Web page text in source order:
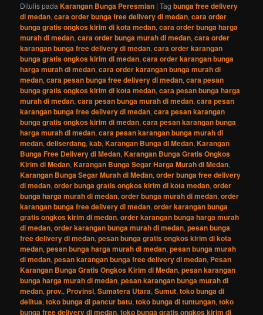
Ditulis pada Karangan Bunga Peresmian |Tag bunga free delivery
di medan,cara order bunga free delivery di medan,cara order
bunga gratis ongkos kirim di kota medan,cara order bunga harga
murah di medan,cara order bunga murah di medan,cara order
karangan bunga free delivery di medan,cara order karangan
bunga gratis ongkos kirim di medan,cara order karangan bunga
harga murah di medan,cara order karangan bunga murah di
medan,cara pesan bunga free delivery di medan,cara pesan
bunga gratis ongkos kirim di kota medan,cara pesan bunga harga
murah di medan,cara pesan bunga murah di medan,cara pesan
karangan bunga free delivery di medan,cara pesan karangan
bunga gratis ongkos kirim di medan,cara pesan karangan bunga
harga murah di medan,cara pesan karangan bunga murah di
medan,deliserdang,kab,Karangan Bunga di Medan,Karangan
Bunga Free Delivery di Medan,Karangan Bunga Gratis Ongkos
Kirim di Medan,Karangan Bunga Segar Harga Murah di Medan,
Karangan Bunga Segar Murah di Medan,order bunga free delivery
di medan,order bunga gratis ongkos kirim di kota medan,order
bunga harga murah di medan,order bunga murah di medan,order
karangan bunga free delivery di medan,order karangan bunga
gratis ongkos kirim di medan,order karangan bunga harga murah
di medan,order karangan bunga murah di medan,pesan bunga
free delivery di medan,pesan bunga gratis ongkos kirim di kota
medan,pesan bunga harga murah di medan,pesan bunga murah
di medan,pesan karangan bunga free delivery di medan, Pesan
Karangan Bunga Gratis Ongkos Kirim di Medan,pesan karangan
bunga harga murah di medan,pesan karangan bunga murah di
medan,prov., Provinsi,Sumatera Utara,Sumut,toko bunga di
delitua,toko bunga di pancur batu,toko bunga di tuntungan,toko
bunga free delivery di medan,toko bunga gratis ongkos kirim di